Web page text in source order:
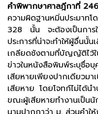
คำพิพากษาศาลฎีกาที่
ความผิดฐานหมิ่นประมา
328 นั้น จะต้องเป็นการ
ประการที่น่าจะทำให้ผู้อื่
เกลียดชังตามที่บัญญัติไว้
ข่าวในหนังสือพิมพ์ระบุชื่อ
เสียหายเพียงปากเดียวม
เสียหาย โดยโจทก์ไม่ได้น
ขณะผู้เสียหายทำงาน